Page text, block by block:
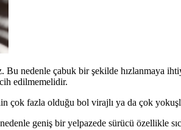
Bu nedenle çabuk bir şekilde hızlanmaya
edilmemelidir.
fazla olduğu bol virajlı ya da çok
geniş bir yelpazede sürücü özellikle